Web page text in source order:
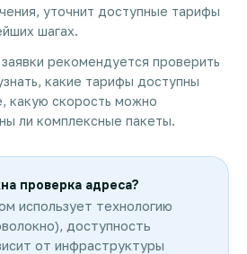
уточнит доступные тарифы
шагах.
рекомендуется проверить
какие тарифы доступны
какую скорость можно
ли комплексные пакеты.
проверка адреса?
использует технологию
доступность
от инфраструктуры